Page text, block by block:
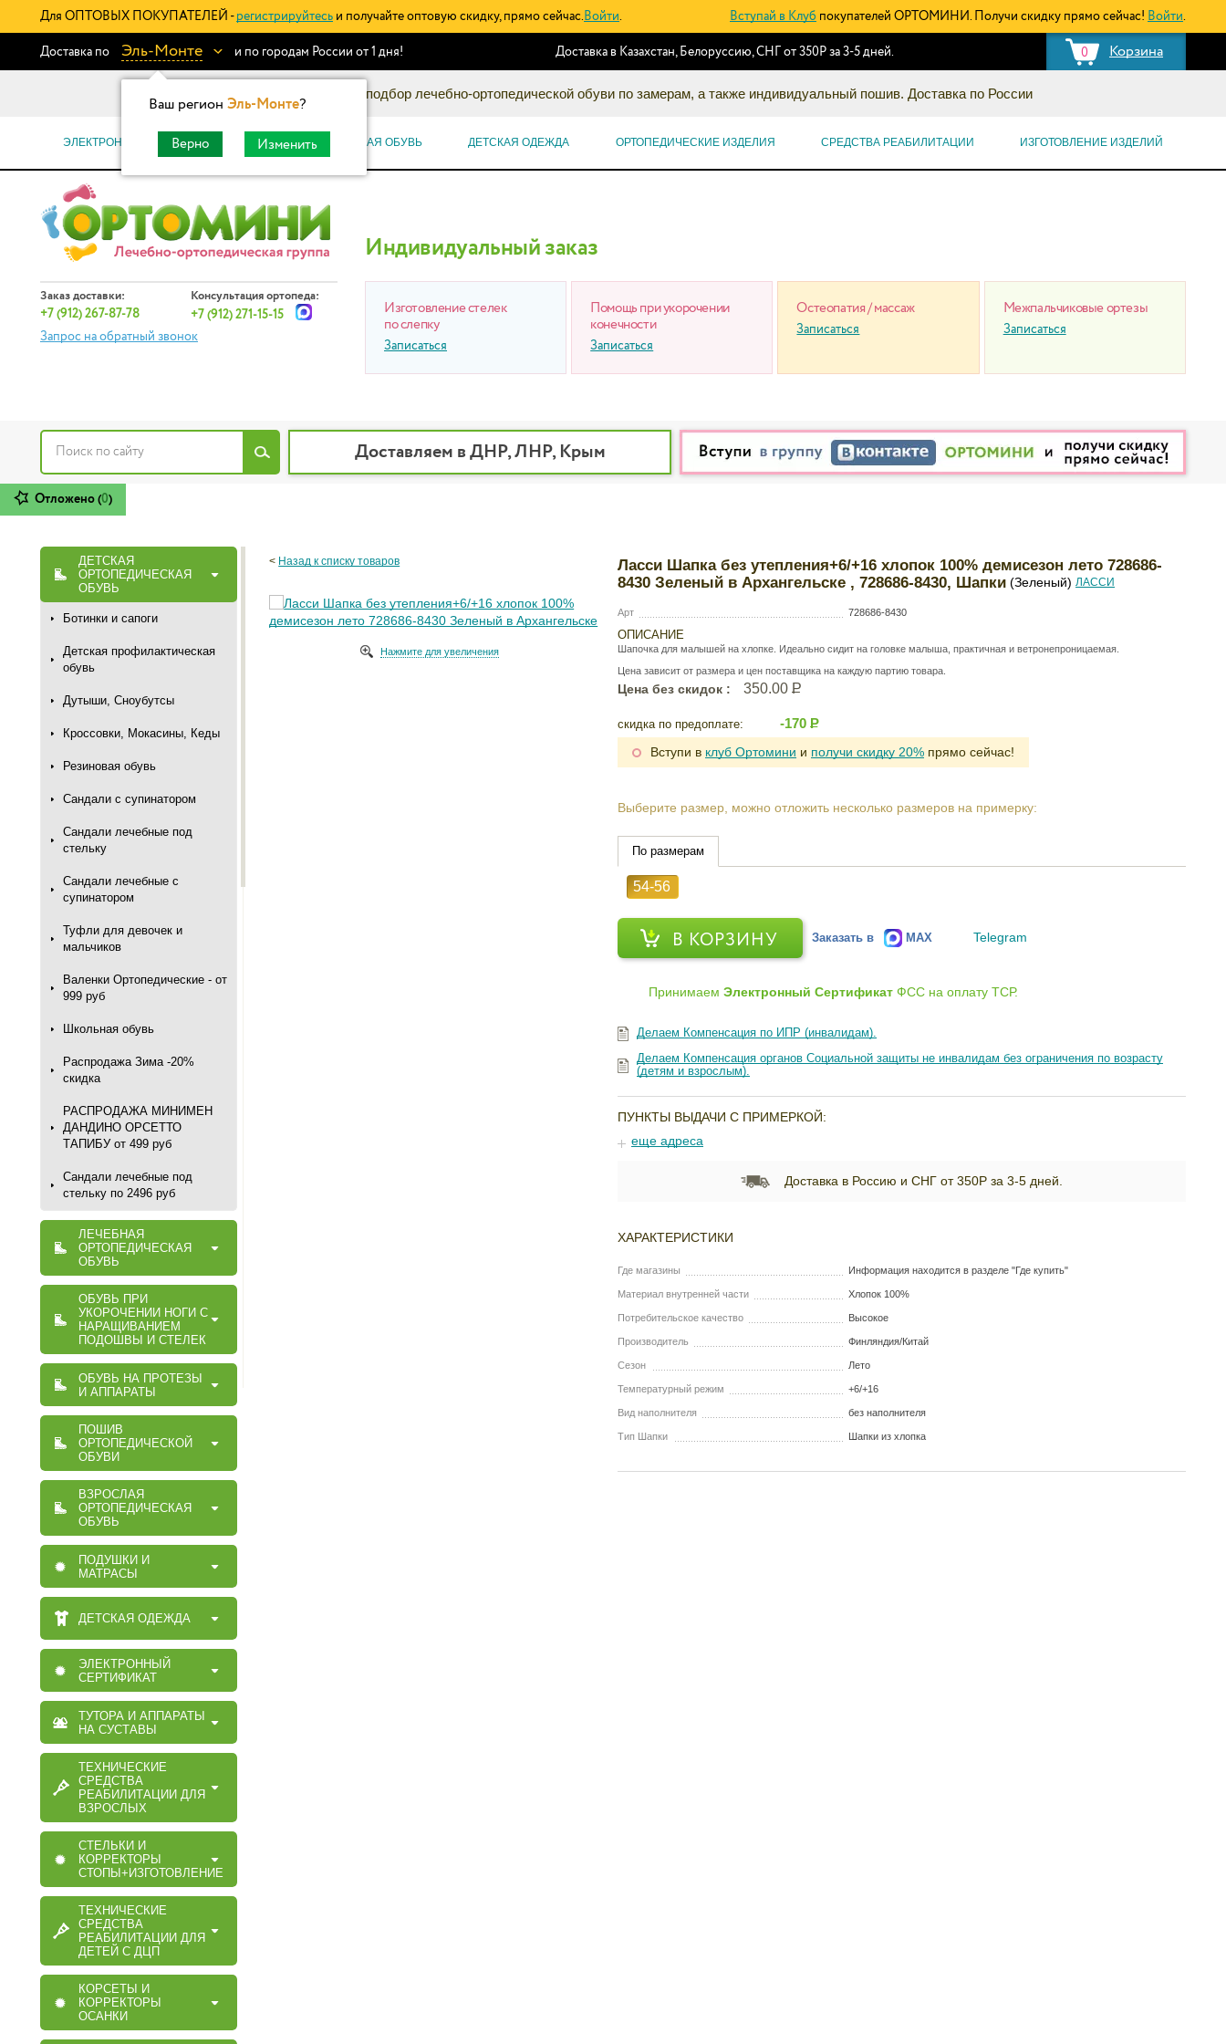
Для ОПТОВЫХ ПОКУПАТЕЛЕЙ - регистрируйтесь и получайте оптовую скидку, прямо сейчас.Войти. Вступай в Клуб покупателей ОРТОМИНИ. Получи скидку прямо сейчас! Войти.
Доставка по Эль-Монте
Ваш регион Эль-Монте?
Верно Изменить
и по городам России от 1 дня! 0 Корзина
Доставка в Казахстан, Белоруссию, СНГ от 350Р за 3-5 дней.
Информационный каталог: подбор лечебно-ортопедической обуви по замерам, а также индивидуальный пошив. Доставка по России
ЭЛЕКТРОННЫЕ СЕРТИФИКАТЫ ОРТОПЕДИЧЕСКАЯ ОБУВЬ ДЕТСКАЯ ОДЕЖДА ОРТОПЕДИЧЕСКИЕ ИЗДЕЛИЯ СРЕДСТВА РЕАБИЛИТАЦИИ ИЗГОТОВЛЕНИЕ ИЗДЕЛИЙ
Заказ доставки:
+7 (912) 267-87-78
Консультация ортопеда:
+7 (912) 271-15-15
Запрос на обратный звонок
Индивидуальный заказ
Изготовление стелек
по слепку
Записаться
Помощь при укорочении
конечности
Записаться
Остеопатия / массаж
Записаться
Межпальчиковые ортезы
Записаться
Доставляем в ДНР, ЛНР, Крым
Отложено (0)
ДЕТСКАЯ
ОРТОПЕДИЧЕСКАЯ
ОБУВЬ
Ботинки и сапоги
Детская профилактическая
обувь
Дутыши, Сноубутсы
Кроссовки, Мокасины, Кеды
Резиновая обувь
Сандали с супинатором
Сандали лечебные под
стельку
Сандали лечебные с
супинатором
Туфли для девочек и
мальчиков
Валенки Ортопедические - от
999 руб
Школьная обувь
Распродажа Зима -20%
скидка
РАСПРОДАЖА МИНИМЕН
ДАНДИНО ОРСЕТТО
ТАПИБУ от 499 руб
Сандали лечебные под
стельку по 2496 руб
ЛЕЧЕБНАЯ
ОРТОПЕДИЧЕСКАЯ
ОБУВЬ
ОБУВЬ ПРИ
УКОРОЧЕНИИ НОГИ С
НАРАЩИВАНИЕМ
ПОДОШВЫ И СТЕЛЕК
ОБУВЬ НА ПРОТЕЗЫ
И АППАРАТЫ
ПОШИВ
ОРТОПЕДИЧЕСКОЙ
ОБУВИ
ВЗРОСЛАЯ
ОРТОПЕДИЧЕСКАЯ
ОБУВЬ
ПОДУШКИ И
МАТРАСЫ
ДЕТСКАЯ ОДЕЖДА
ЭЛЕКТРОННЫЙ
СЕРТИФИКАТ
ТУТОРА И АППАРАТЫ
НА СУСТАВЫ
ТЕХНИЧЕСКИЕ
СРЕДСТВА
РЕАБИЛИТАЦИИ ДЛЯ
ВЗРОСЛЫХ
СТЕЛЬКИ И
КОРРЕКТОРЫ
СТОПЫ+ИЗГОТОВЛЕНИЕ
ТЕХНИЧЕСКИЕ
СРЕДСТВА
РЕАБИЛИТАЦИИ ДЛЯ
ДЕТЕЙ С ДЦП
КОРСЕТЫ И
КОРРЕКТОРЫ
ОСАНКИ
< Назад к списку товаров
Нажмите для увеличения
Ласси Шапка без утепления+6/+16 хлопок 100% демисезон лето 728686-
8430 Зеленый в Архангельске , 728686-8430, Шапки (Зеленый) ЛАССИ
Арт 728686-8430
ОПИСАНИЕ
Шапочка для малышей на хлопке. Идеально сидит на головке малыша, практичная и ветронепроницаемая.
Цена зависит от размера и цен поставщика на каждую партию товара.
Цена без скидок : 350.00Р
скидка по предоплате: -170Р
Вступи в клуб Ортомини и получи скидку 20% прямо сейчас!
Выберите размер, можно отложить несколько размеров на примерку:
По размерам
54-56
В КОРЗИНУ Заказать в MAX Telegram
ПринимаемЭлектронный Сертификат ФСС на оплату ТСР.
Делаем Компенсация по ИПР (инвалидам).
Делаем Компенсация органов Социальной защиты не инвалидам без ограничения по возрасту
(детям и взрослым).
ПУНКТЫ ВЫДАЧИ С ПРИМЕРКОЙ:
еще адреса
Доставка в Россию и СНГ от 350Р за 3-5 дней.
ХАРАКТЕРИСТИКИ
Где магазины Информация находится в разделе "Где купить"
Материал внутренней части Хлопок 100%
Потребительское качество Высокое
Производитель Финляндия/Китай
Сезон Лето
Температурный режим +6/+16
Вид наполнителя без наполнителя
Тип Шапки Шапки из хлопка